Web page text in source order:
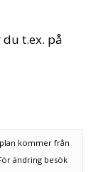
t.ex. på
kommer från
ändring besök